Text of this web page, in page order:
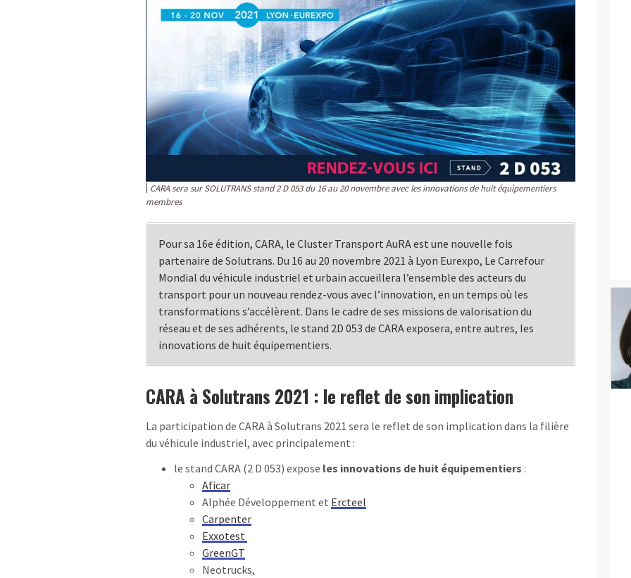
CARA sera sur SOLUTRANS stand 2 D 053 du 16 au 20 novembre avec les innovations de huit équipementiers
membres
Pour sa 16e édition, CARA, le Cluster Transport AuRA est une nouvelle fois
partenaire de Solutrans. Du 16 au 20 novembre 2021 à Lyon Eurexpo, Le Carrefour
Mondial du véhicule industriel et urbain accueillera l’ensemble des acteurs du
transport pour un nouveau rendez-vous avec l’innovation, en un temps où les
transformations s’accélèrent. Dans le cadre de ses missions de valorisation du
réseau et de ses adhérents, le stand 2D 053 de CARA exposera, entre autres, les
innovations de huit équipementiers.
CARA à Solutrans 2021 : le reflet de son implication
La participation de CARA à Solutrans 2021 sera le reflet de son implication dans la filière
du véhicule industriel, avec principalement :
le stand CARA (2 D 053) expose les innovations de huit équipementiers :
Aficar
Alphée Développement et Ercteel
Carpenter
Exxotest
GreenGT
Neotrucks,